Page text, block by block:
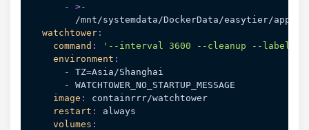
-
>-
/mnt/systemdata/DockerData/easytier/app/
watchtower :
command :
'--interval 3600 --cleanup --label-
environment :
-
TZ=Asia/Shanghai
-
WATCHTOWER_NO_STARTUP_MESSAGE
image :
containrrr/watchtower
restart :
always
volumes :